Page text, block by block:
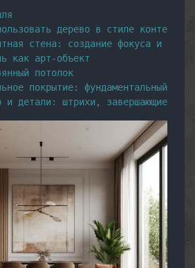
дерево в стиле
стена: создание фокуса и ритма
как арт-объект
потолок
покрытие: фундаментальный фон
и детали: штрихи, завершающие